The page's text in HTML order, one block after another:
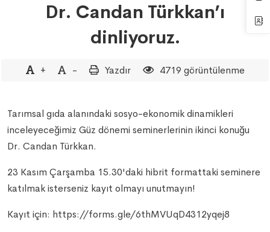
Dr. Candan Türkkan’ı
dinliyoruz.
+ - Yazdır 4719 görüntülenme
Tarımsal gıda alanındaki sosyo-ekonomik dinamikleri
inceleyeceğimiz Güz dönemi seminerlerinin ikinci konuğu
Dr. Candan Türkkan.
23 Kasım Çarşamba 15.30'daki hibrit formattaki seminere
katılmak isterseniz kayıt olmayı unutmayın!
Kayıt için: https://forms.gle/6thMVUqD4312yqej8